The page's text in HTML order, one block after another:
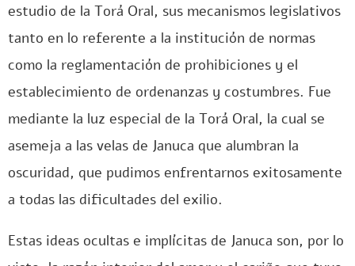
estudio de la Torá Oral, sus mecanismos legislativos
tanto en lo referente a la institución de normas
como la reglamentación de prohibiciones y el
establecimiento de ordenanzas y costumbres. Fue
mediante la luz especial de la Torá Oral, la cual se
asemeja a las velas de Januca que alumbran la
oscuridad, que pudimos enfrentarnos exitosamente
a todas las dificultades del exilio.
Estas ideas ocultas e implícitas de Januca son, por lo